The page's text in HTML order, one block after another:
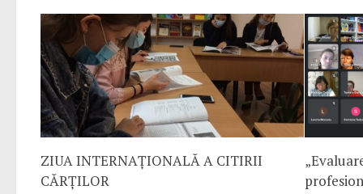
ZIUA INTERNAȚIONALĂ A CITIRII
CĂRȚILOR